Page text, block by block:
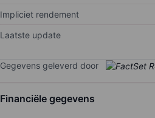
Impliciet rendement
Laatste update
Gegevens geleverd door
Financiële gegevens